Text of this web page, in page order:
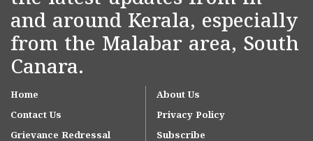
and around Kerala, especially
from the Malabar area, South
Canara.
Home
About Us
Contact Us
Privacy Policy
Grievance Redressal
Subscribe